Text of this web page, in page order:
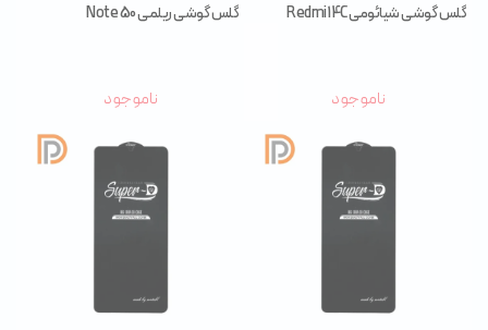
گلس گوشی شیائومی Redmi 14C
ناموجود
گلس گوشی ریلمی Note 50
ناموجود